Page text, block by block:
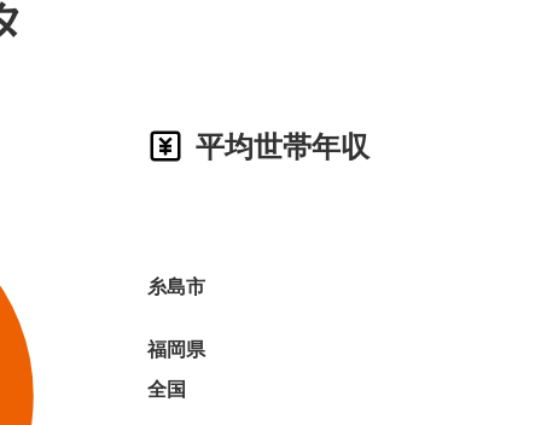
平均世帯年収
糸島市
福岡県
全国